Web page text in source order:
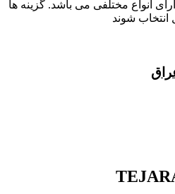
انواع مختلفی می باشد. گزینه ها
شوند